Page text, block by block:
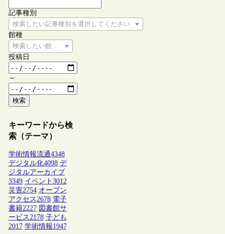
記事種別
検索したい記事種別を選択してください
館種
検索したい館種を選択してください
投稿日
～
検索
キーワードから検
索（テーマ）
学術情報流通4348
デジタル化4098 デ
ジタルアーカイブ
3349 イベント 3012
災害2754 オープン
アクセス 2678 電子
書籍2227 図書館サ
ービス 2178 子ども
2017 学術情報1947